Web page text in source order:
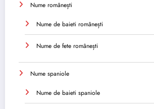
Nume românești
Nume de baieti românești
Nume de fete românești
Nume spaniole
Nume de baieti spaniole